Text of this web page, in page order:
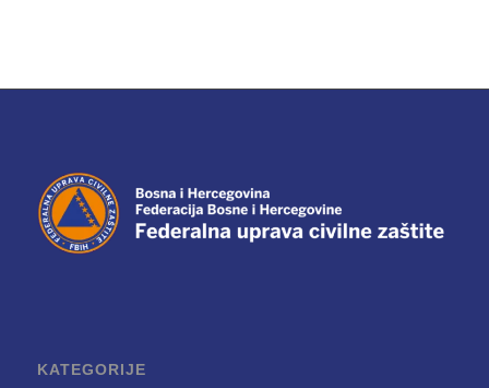
KATEGORIJE